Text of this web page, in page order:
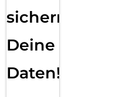
sichern
Deine
Daten!